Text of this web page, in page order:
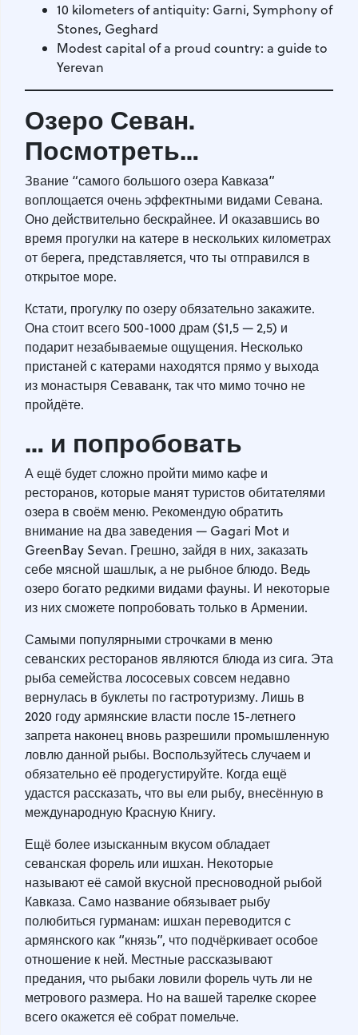
10 kilometers of antiquity: Garni, Symphony of
Stones, Geghard
Modest capital of a proud country: a guide to
Yerevan
Озеро Севан.
Посмотреть…
Звание “самого большого озера Кавказа”
воплощается очень эффектными видами Севана.
Оно действительно бескрайнее. И оказавшись во
время прогулки на катере в нескольких километрах
от берега, представляется, что ты отправился в
открытое море.
Кстати, прогулку по озеру обязательно закажите.
Она стоит всего 500-1000 драм ($1,5 — 2,5) и
подарит незабываемые ощущения. Несколько
пристаней с катерами находятся прямо у выхода
из монастыря Севаванк, так что мимо точно не
пройдёте.
… и попробовать
А ещё будет сложно пройти мимо кафе и
ресторанов, которые манят туристов обитателями
озера в своём меню. Рекомендую обратить
внимание на два заведения — Gagari Mot и
GreenBay Sevan. Грешно, зайдя в них, заказать
себе мясной шашлык, а не рыбное блюдо. Ведь
озеро богато редкими видами фауны. И некоторые
из них сможете попробовать только в Армении.
Самыми популярными строчками в меню
севанских ресторанов являются блюда из сига. Эта
рыба семейства лососевых совсем недавно
вернулась в буклеты по гастротуризму. Лишь в
2020 году армянские власти после 15-летнего
запрета наконец вновь разрешили промышленную
ловлю данной рыбы. Воспользуйтесь случаем и
обязательно её продегустируйте. Когда ещё
удастся рассказать, что вы ели рыбу, внесённую в
международную Красную Книгу.
Ещё более изысканным вкусом обладает
севанская форель или ишхан. Некоторые
называют её самой вкусной пресноводной рыбой
Кавказа. Само название обязывает рыбу
полюбиться гурманам: ишхан переводится с
армянского как “князь”, что подчёркивает особое
отношение к ней. Местные рассказывают
предания, что рыбаки ловили форель чуть ли не
метрового размера. Но на вашей тарелке скорее
всего окажется её собрат помельче.